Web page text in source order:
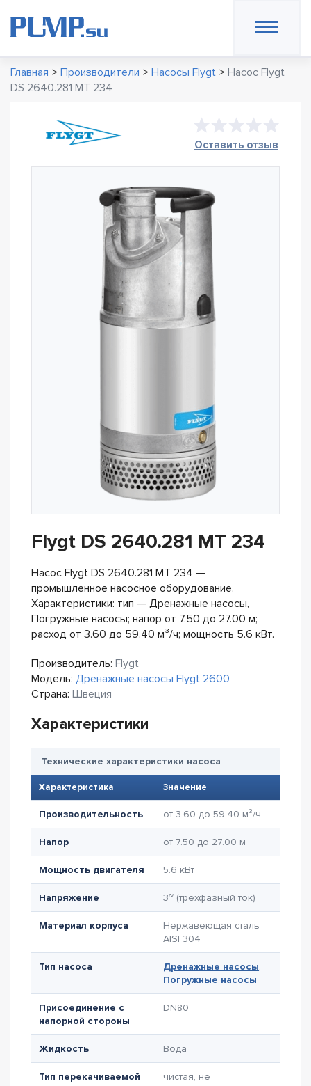
Главная > Производители > Насосы Flygt > Насос Flygt
DS 2640.281 MT 234
Оставить отзыв
Flygt DS 2640.281 MT 234
Насос Flygt DS 2640.281 MT 234 —
промышленное насосное оборудование.
Характеристики: тип — Дренажные насосы,
Погружные насосы; напор от 7.50 до 27.00 м;
расход от 3.60 до 59.40 м³/ч; мощность 5.6 кВт.
Производитель: Flygt
Модель: Дренажные насосы Flygt 2600
Страна: Швеция
Характеристики
Технические характеристики насоса
Характеристика Значение
Производительность от 3.60 до 59.40 м³/ч
Напор от 7.50 до 27.00 м
Мощность двигателя 5.6 кВт
Напряжение 3~ (трёхфазный ток)
Материал корпуса
Нержавеющая сталь
AISI 304
Тип насоса Дренажные насосы,
Погружные насосы
Присоединение с
напорной стороны
DN80
Жидкость Вода
Тип перекачиваемой
чистая, не